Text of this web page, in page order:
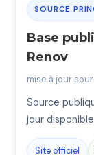
SOURCE
Base
Renov
mise à jour
Source
jour
Site officiel